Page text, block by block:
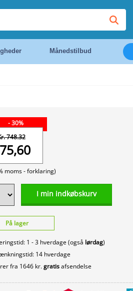
Månedstilbud
- 30%
748.32
moms -forklaring)
I min indkøbskurv
På lager
1 - 3 hverdage (også lørdag)
14 hverdage
fra 1646 kr.gratisafsendelse